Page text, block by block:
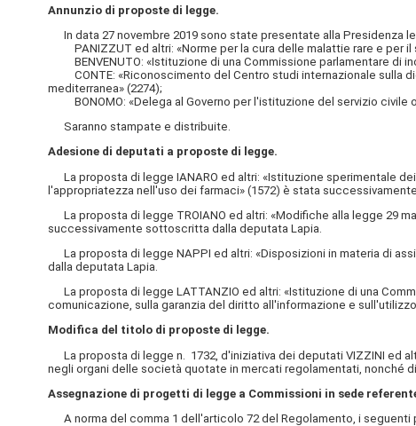
Annunzio di proposte di legge.
In data 27 novembre 2019 sono state presentate alla Presidenza
PANIZZUT ed altri: «Norme per la cura delle malattie rare e per il
BENVENUTO: «Istituzione di una Commissione parlamentare di
CONTE: «Riconoscimento del Centro studi internazionale sulla
mediterranea» (2274);
BONOMO: «Delega al Governo per l'istituzione del servizio civile
Saranno stampate e distribuite.
Adesione di deputati a proposte di legge.
La proposta di legge IANARO ed altri: «Istituzione sperimentale
l'appropriatezza nell'uso dei farmaci» (1572) è stata
La proposta di legge TROIANO ed altri: «Modifiche alla legge 29
successivamente sottoscritta dalla deputata Lapia.
La proposta di legge NAPPI ed altri: «Disposizioni in materia di
dalla deputata Lapia.
La proposta di legge LATTANZIO ed altri: «Istituzione di una
comunicazione, sulla garanzia del diritto all'informazione e
Modifica del titolo di proposte di legge.
La proposta di legge n. 1732, d'iniziativa dei deputati VIZZINI ed
negli organi delle società quotate in mercati regolamentati, nonché
Assegnazione di progetti di legge a Commissioni in sede
A norma del comma 1 dell'articolo 72 del Regolamento, i